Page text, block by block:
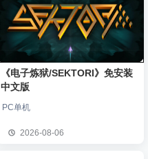
《电子炼狱/SEKTORI》免安装
中文版
PC单机
2026-08-06